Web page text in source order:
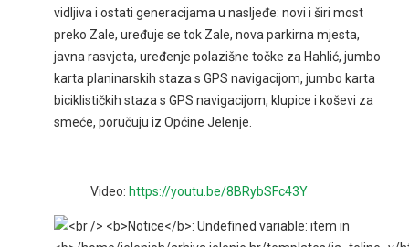
vidljiva i ostati generacijama u nasljeđe: novi i širi most
preko Zale, uređuje se tok Zale, nova parkirna mjesta,
javna rasvjeta, uređenje polazišne točke za Hahlić, jumbo
karta planinarskih staza s GPS navigacijom, jumbo karta
biciklističkih staza s GPS navigacijom, klupice i koševi za
smeće, poručuju iz Općine Jelenje.
Video: https://youtu.be/8BRybSFc43Y